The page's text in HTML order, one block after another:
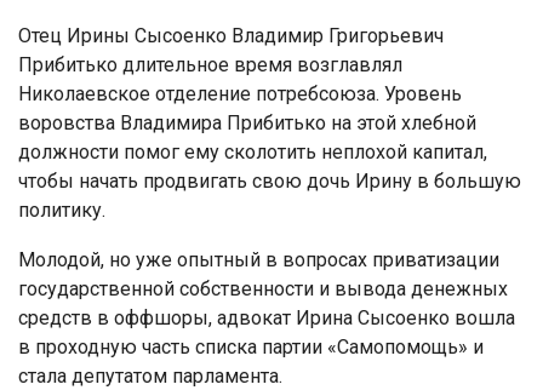
Отец Ирины Сысоенко Владимир Григорьевич
Прибитько длительное время возглавлял
Николаевское отделение потребсоюза. Уровень
воровства Владимира Прибитько на этой хлебной
должности помог ему сколотить неплохой капитал,
чтобы начать продвигать свою дочь Ирину в большую
политику.
Молодой, но уже опытный в вопросах приватизации
государственной собственности и вывода денежных
средств в оффшоры, адвокат Ирина Сысоенко вошла
в проходную часть списка партии «Самопомощь» и
стала депутатом парламента.